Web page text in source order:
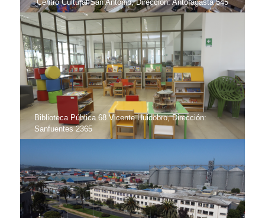
Centro Cultural San Antonio, Dirección: Antofagasta 545
Biblioteca Pública 68 Vicente Huidobro, Dirección:
Sanfuentes 2365